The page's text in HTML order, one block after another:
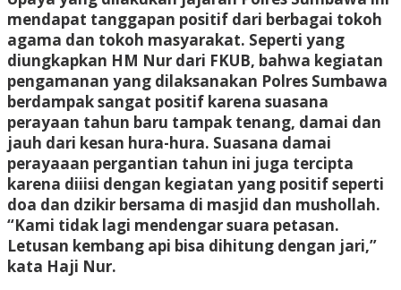
mendapat tanggapan positif dari berbagai tokoh
agama dan tokoh masyarakat. Seperti yang
diungkapkan HM Nur dari FKUB, bahwa kegiatan
pengamanan yang dilaksanakan Polres Sumbawa
berdampak sangat positif karena suasana
perayaan tahun baru tampak tenang, damai dan
jauh dari kesan hura-hura. Suasana damai
perayaaan pergantian tahun ini juga tercipta
karena diiisi dengan kegiatan yang positif seperti
doa dan dzikir bersama di masjid dan mushollah.
“Kami tidak lagi mendengar suara petasan.
Letusan kembang api bisa dihitung dengan jari,”
kata Haji Nur.